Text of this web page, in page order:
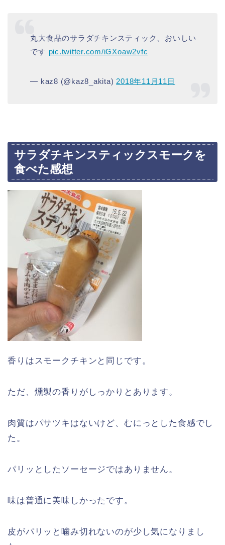
丸大食品のサラダチキンスティック、おいしい
です pic.twitter.com/iGXoaw2vfc
— kaz8 (@kaz8_akita) 2018年11月11日
サラダチキンスティックスモークを
食べた感想
香りはスモークチキンと同じです。
ただ、燻製の香りがしっかりとあります。
肉質はパサツキはないけど、むにっとした食感でし
た。
パリッとしたソーセージではありません。
味は普通に美味しかったです。
皮がパリッと噛み切れないのが少し気になりまし